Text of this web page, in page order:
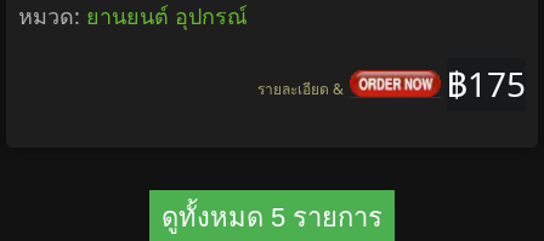
หมวด: ยานยนต์ อุปกรณ์
฿175
รายละเอียด &
ดูทั้งหมด 5 รายการ